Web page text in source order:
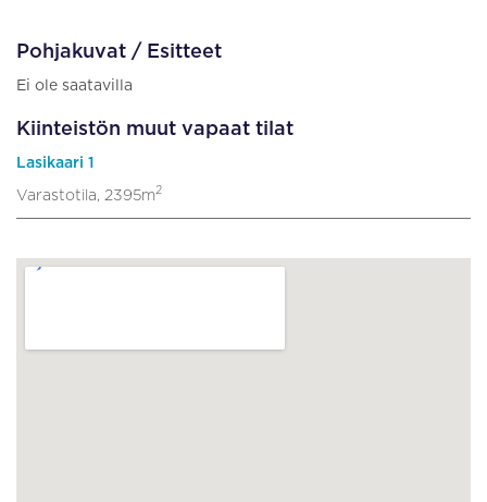
Pohjakuvat / Esitteet
Ei ole saatavilla
Kiinteistön muut vapaat tilat
Lasikaari 1
Varastotila, 2395m2